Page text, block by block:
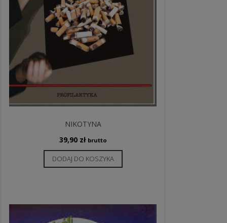
NIKOTYNA
39,90 zł brutto
DODAJ DO KOSZYKA